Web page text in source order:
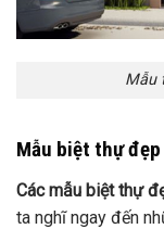
Mẫu
Mẫu biệt thự
Các mẫu biệt thự
ta nghĩ ngay đến